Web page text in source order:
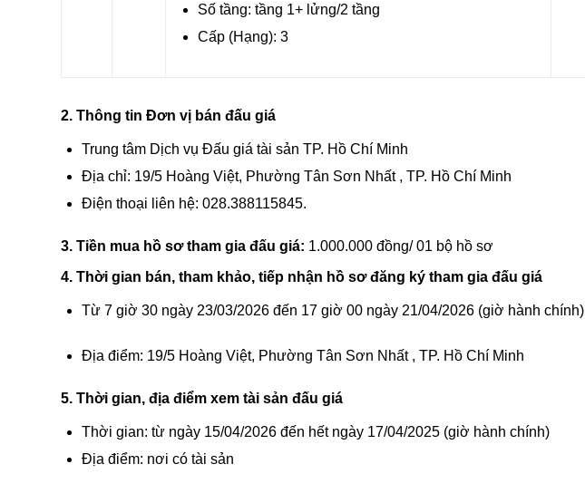
Số tầng: tầng 1+ lửng/2 tầng
Cấp (Hạng): 3
2. Thông tin Đơn vị bán đấu giá
Trung tâm Dịch vụ Đấu giá tài sản TP. Hồ Chí Minh
Địa chỉ: 19/5 Hoàng Việt, Phường Tân Sơn Nhất , TP. Hồ Chí Minh
Điện thoại liên hệ: 028.388115845.
3. Tiền mua hồ sơ tham gia đấu giá: 1.000.000 đồng/ 01 bộ hồ sơ
4. Thời gian bán, tham khảo, tiếp nhận hồ sơ đăng ký tham gia đấu giá
Từ 7 giờ 30 ngày 23/03/2026 đến 17 giờ 00 ngày 21/04/2026 (giờ hành chính)
Địa điểm: 19/5 Hoàng Việt, Phường Tân Sơn Nhất , TP. Hồ Chí Minh
5. Thời gian, địa điểm xem tài sản đấu giá
Thời gian: từ ngày 15/04/2026 đến hết ngày 17/04/2025 (giờ hành chính)
Địa điểm: nơi có tài sản